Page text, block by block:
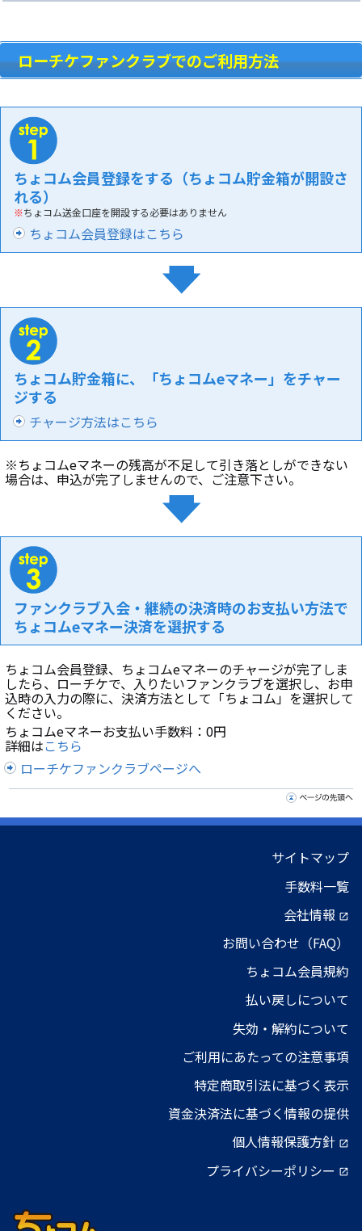
ローチケファンクラブでのご利用方法
ちょコム会員登録をする（ちょコム貯金箱が開設さ
れる）
※ちょコム送金口座を開設する必要はありません
ちょコム会員登録はこちら
ちょコム貯金箱に、「ちょコムeマネー」をチャー
ジする
チャージ方法はこちら
※ちょコムeマネーの残高が不足して引き落としができない
場合は、申込が完了しませんので、ご注意下さい。
ファンクラブ入会・継続の決済時のお支払い方法で
ちょコムeマネー決済を選択する
ちょコム会員登録、ちょコムeマネーのチャージが完了しま
したら、ローチケで、入りたいファンクラブを選択し、お申
込時の入力の際に、決済方法として「ちょコム」を選択して
ください。
ちょコムeマネーお支払い手数料：0円
詳細はこちら
ローチケファンクラブページへ
サイトマップ
手数料一覧
会社情報 open_in_new
お問い合わせ（FAQ）
ちょコム会員規約
払い戻しについて
失効・解約について
ご利用にあたっての注意事項
特定商取引法に基づく表示
資金決済法に基づく情報の提供
個人情報保護方針 open_in_new
プライバシーポリシー open_in_new